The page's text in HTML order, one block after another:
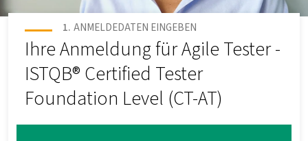
ANMELDEDATEN EINGEBEN
Ihre Anmeldung für Agile Tester -
ISTQB® Certified Tester
Foundation Level (CT-AT)